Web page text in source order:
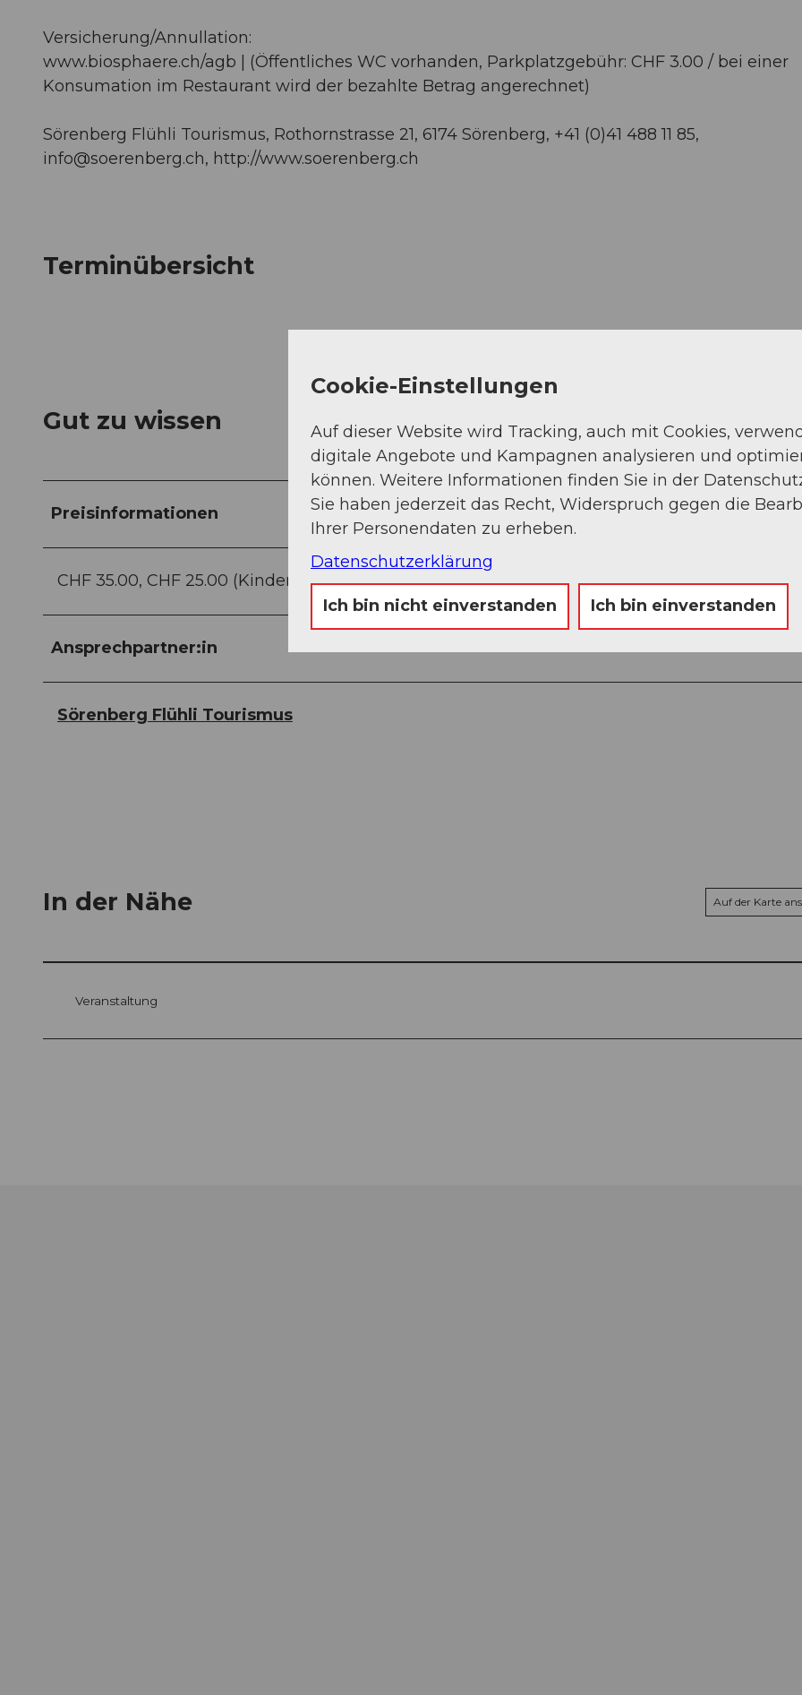
Versicherung/Annullation:
www.biosphaere.ch/agb | (Öffentliches WC vorhanden, Parkplatzgebühr: CHF 3.00 / bei einer
Konsumation im Restaurant wird der bezahlte Betrag angerechnet)
Sörenberg Flühli Tourismus, Rothornstrasse 21, 6174 Sörenberg, +41 (0)41 488 11 85,
info@soerenberg.ch, http://www.soerenberg.ch
Terminübersicht
Gut zu wissen
Preisinformationen
CHF 35.00, CHF 25.00 (Kinder 8–16 Jahre), CHF 75.00 (Familien)
Ansprechpartner:in
Sörenberg Flühli Tourismus
In der Nähe Auf der Karte
Veranstaltung
Cookie-Einstellungen
Auf dieser Website wird Tracking, auch mit Cookies,
digitale Angebote und Kampagnen analysieren und
können. Weitere Informationen finden Sie in der
Sie haben jederzeit das Recht, Widerspruch gegen die
Ihrer Personendaten zu erheben.
Datenschutzerklärung
Ich bin nicht einverstanden Ich bin einverstanden